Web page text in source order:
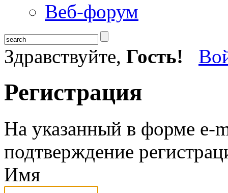
Веб-форум
Здравствуйте, Гость!
Регистрация
На указанный в форме e-
подтверждение
Имя